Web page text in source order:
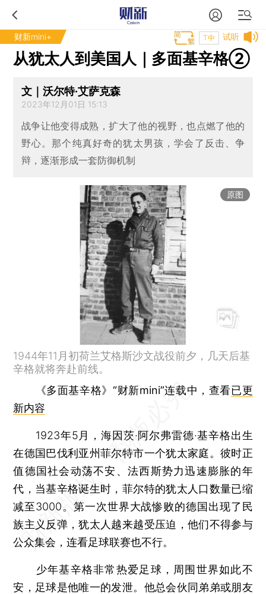
财新mini+ 试听
T中
从犹太人到美国人｜多面基辛格②
文｜沃尔特·艾萨克森
2023年12月01日 15:13
战争让他变得成熟，扩大了他的视野，也点燃了他的
野心。那个纯真好奇的犹太男孩，学会了反击、争
辩，逐渐形成一套防御机制
原图
1944年11月初荷兰艾格斯沙文战役前夕，几天后基
辛格就将奔赴前线。
《多面基辛格》“财新mini”连载中，查看已更
新内容
1923年5月，海因茨·阿尔弗雷德·基辛格出生
在德国巴伐利亚州菲尔特市一个犹太家庭。彼时正
值德国社会动荡不安、法西斯势力迅速膨胀的年
代，当基辛格诞生时，菲尔特的犹太人口数量已缩
减至3000。第一次世界大战惨败的德国出现了民
族主义反弹，犹太人越来越受压迫，他们不得参与
公众集会，连看足球联赛也不行。
少年基辛格非常热爱足球，周围世界如此不
安，足球是他唯一的发泄。他总会伙同弟弟或朋友